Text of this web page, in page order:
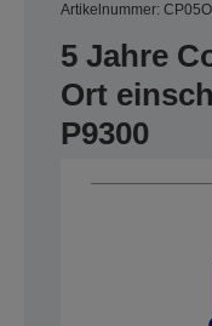
Artikelnummer:
5 Jahre
Ort
P9300